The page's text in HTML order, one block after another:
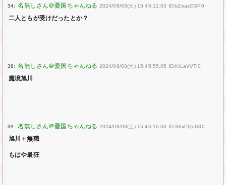
34: 2024/08/03(土) 15:45:12.03 ID:kZoazCGP0
二人ともが受けだったとか？
38: 2024/08/03(土) 15:45:55.05 ID:KlLaVVTi0
魔境旭川
39: 2024/08/03(土) 15:46:16.03 ID:33xPQoD30
旭川＋無職
もはや最狂